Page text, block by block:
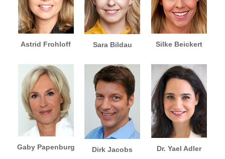
Astrid Frohloff Sara Bildau Silke Beickert
Gaby Papenburg Dirk Jacobs Dr. Yael Adler